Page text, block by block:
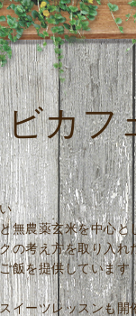
ビカ
無農薬玄米を中心と
の考え方を取り入れ
飯を提供しています
イーツレッスンも開